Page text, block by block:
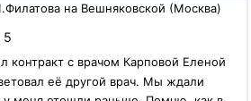
на Вешняковской (Москва)
5
контракт с врачом Карповой Еленой
её другой врач. Мы ждали